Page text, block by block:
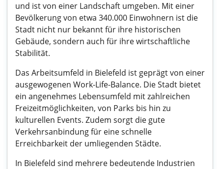
und ist von einer Landschaft umgeben. Mit einer
Bevölkerung von etwa 340.000 Einwohnern ist die
Stadt nicht nur bekannt für ihre historischen
Gebäude, sondern auch für ihre wirtschaftliche
Stabilität.
Das Arbeitsumfeld in Bielefeld ist geprägt von einer
ausgewogenen Work-Life-Balance. Die Stadt bietet
ein angenehmes Lebensumfeld mit zahlreichen
Freizeitmöglichkeiten, von Parks bis hin zu
kulturellen Events. Zudem sorgt die gute
Verkehrsanbindung für eine schnelle
Erreichbarkeit der umliegenden Städte.
In Bielefeld sind mehrere bedeutende Industrien